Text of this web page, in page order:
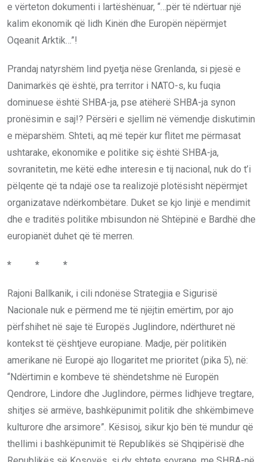
e vërteton dokumenti i lartëshënuar, “…për të ndërtuar një
kalim ekonomik që lidh Kinën dhe Europën nëpërmjet
Oqeanit Arktik…”!
Prandaj natyrshëm lind pyetja nëse Grenlanda, si pjesë e
Danimarkës që është, pra territor i NATO-s, ku fuqia
dominuese është SHBA-ja, pse atëherë SHBA-ja synon
pronësimin e saj!? Përsëri e sjellim në vëmendje diskutimin
e mëparshëm. Shteti, aq më tepër kur flitet me përmasat
ushtarake, ekonomike e politike siç është SHBA-ja,
sovranitetin, me këtë edhe interesin e tij nacional, nuk do t’i
pëlqente që ta ndajë ose ta realizojë plotësisht nëpërmjet
organizatave ndërkombëtare. Duket se kjo linjë e mendimit
dhe e traditës politike mbisundon në Shtëpinë e Bardhë dhe
europianët duhet që të merren.
* * *
Rajoni Ballkanik, i cili ndonëse Strategjia e Sigurisë
Nacionale nuk e përmend me të njëjtin emërtim, por ajo
përfshihet në saje të Europës Juglindore, ndërthuret në
kontekst të çështjeve europiane. Madje, për politikën
amerikane në Europë ajo llogaritet me prioritet (pika 5), në:
“Ndërtimin e kombeve të shëndetshme në Europën
Qendrore, Lindore dhe Juglindore, përmes lidhjeve tregtare,
shitjes së armëve, bashkëpunimit politik dhe shkëmbimeve
kulturore dhe arsimore”. Kësisoj, sikur kjo bën të mundur që
thellimi i bashkëpunimit të Republikës së Shqipërisë dhe